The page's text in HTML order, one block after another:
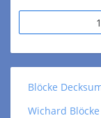
Blöcke
Wichard